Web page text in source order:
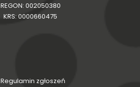
REGON: 002050380
KRS: 0000660475
Regulamin zgłoszeń